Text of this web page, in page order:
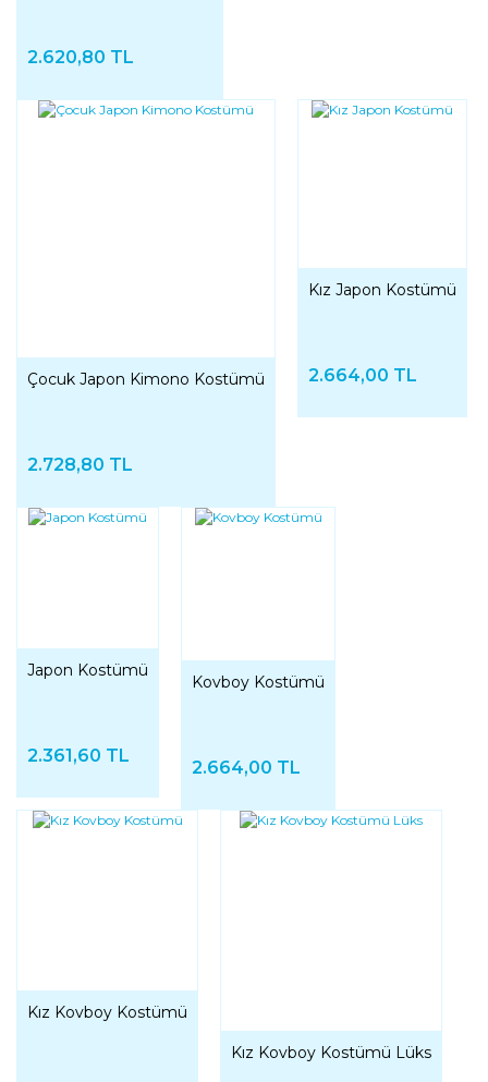
2.620,80 TL
Çocuk Japon Kimono Kostümü
2.728,80 TL
Kız Japon Kostümü
2.664,00 TL
Japon Kostümü
2.361,60 TL
Kovboy Kostümü
2.664,00 TL
Kız Kovboy Kostümü
Kız Kovboy Kostümü Lüks